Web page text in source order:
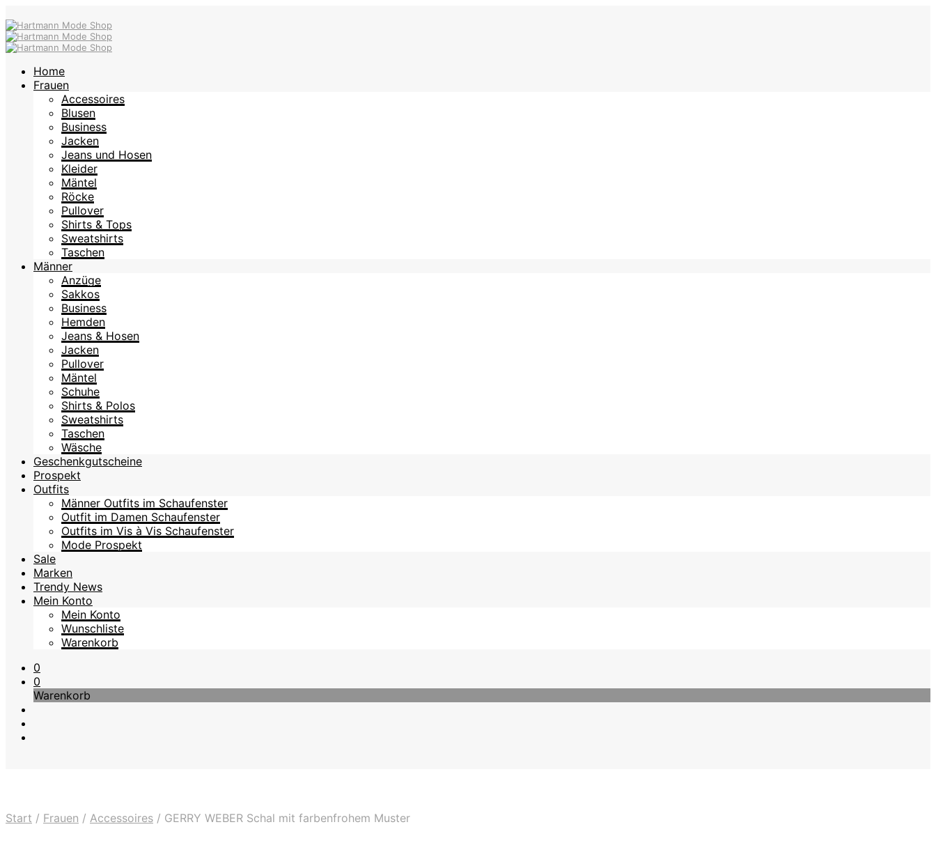
Home
Frauen
Accessoires
Blusen
Business
Jacken
Jeans und Hosen
Kleider
Mäntel
Röcke
Pullover
Shirts & Tops
Sweatshirts
Taschen
Männer
Anzüge
Sakkos
Business
Hemden
Jeans & Hosen
Jacken
Pullover
Mäntel
Schuhe
Shirts & Polos
Sweatshirts
Taschen
Wäsche
Geschenkgutscheine
Prospekt
Outfits
Männer Outfits im Schaufenster
Outfit im Damen Schaufenster
Outfits im Vis à Vis Schaufenster
Mode Prospekt
Sale
Marken
Trendy News
Mein Konto
Mein Konto
Wunschliste
Warenkorb
0
0
Warenkorb
Start / Frauen / Accessoires / GERRY WEBER Schal mit farbenfrohem Muster